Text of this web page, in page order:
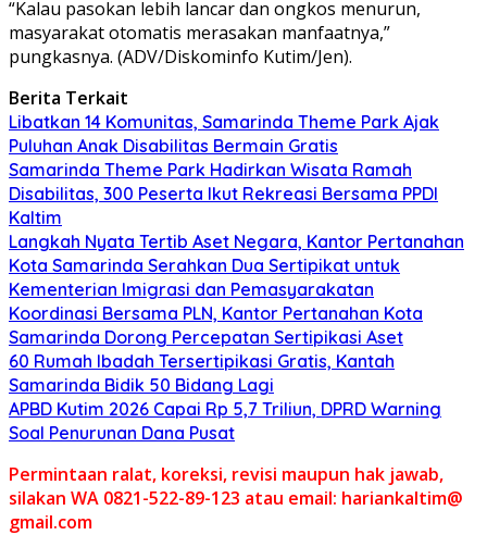
“Kalau pasokan lebih lancar dan ongkos menurun,
masyarakat otomatis merasakan manfaatnya,”
pungkasnya. (ADV/Diskominfo Kutim/Jen).
Berita Terkait
Libatkan 14 Komunitas, Samarinda Theme Park Ajak
Puluhan Anak Disabilitas Bermain Gratis
Samarinda Theme Park Hadirkan Wisata Ramah
Disabilitas, 300 Peserta Ikut Rekreasi Bersama PPDI
Kaltim
Langkah Nyata Tertib Aset Negara, Kantor Pertanahan
Kota Samarinda Serahkan Dua Sertipikat untuk
Kementerian Imigrasi dan Pemasyarakatan
Koordinasi Bersama PLN, Kantor Pertanahan Kota
Samarinda Dorong Percepatan Sertipikasi Aset
60 Rumah Ibadah Tersertipikasi Gratis, Kantah
Samarinda Bidik 50 Bidang Lagi
APBD Kutim 2026 Capai Rp 5,7 Triliun, DPRD Warning
Soal Penurunan Dana Pusat
Permintaan ralat, koreksi, revisi maupun hak jawab,
silakan WA 0821-522-89-123 atau email: hariankaltim@
gmail.com